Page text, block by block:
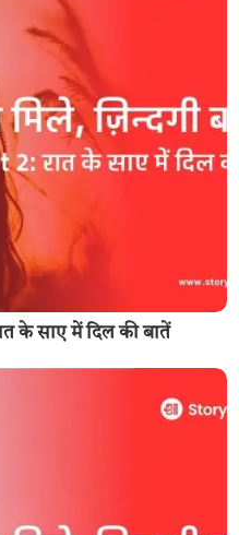
के साए में दिल की बातें